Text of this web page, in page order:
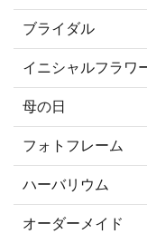
ブライダル
イニシャルフラワ
母の日
フォトフレーム
ハーバリウム
オーダーメイド